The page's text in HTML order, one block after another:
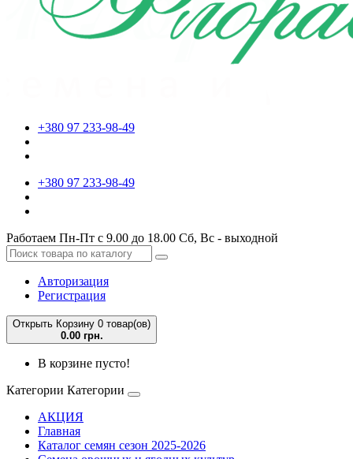
+380 97 233-98-49
+380 97 233-98-49
Работаем Пн-Пт с 9.00 до 18.00 Сб, Вс - выходной
Авторизация
Регистрация
Открыть Корзину 0 товар(ов)
0.00 грн.
В корзине пусто!
Категории Категории
АКЦИЯ
Главная
Каталог семян сезон 2025-2026